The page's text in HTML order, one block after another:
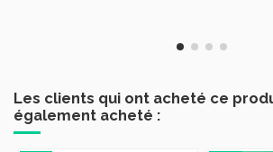
Les clients qui ont acheté ce
également acheté :